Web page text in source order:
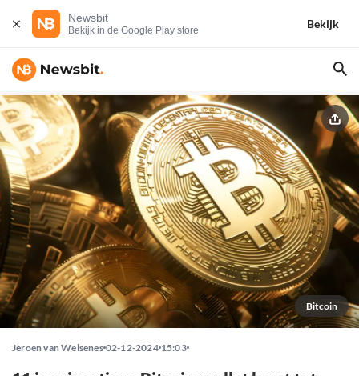
Newsbit
Bekijk in de Google Play store
Bekijk
Bitcoin
Jeroen van Welsenes 02-12-2024 15:03